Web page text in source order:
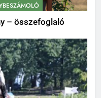
– összefoglaló